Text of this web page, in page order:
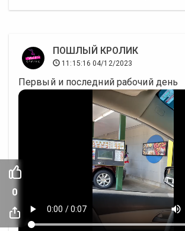
ПОШЛЫЙ КРОЛИК
11:15:16 04/12/2023
Первый и последний рабочий день
0